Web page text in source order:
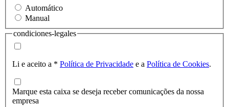
Automático
Manual
condiciones-legales
Li e aceito a * Política de Privacidade e a Política de Cookies.
Marque esta caixa se deseja receber comunicações da nossa
empresa